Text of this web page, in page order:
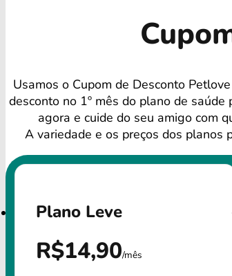
Usamos o Cupom de Desconto
desconto no 1º mês do plano de saúde
agora e cuide do seu amigo com
A variedade e os preços dos planos
Plano Leve
R$14,90/mês